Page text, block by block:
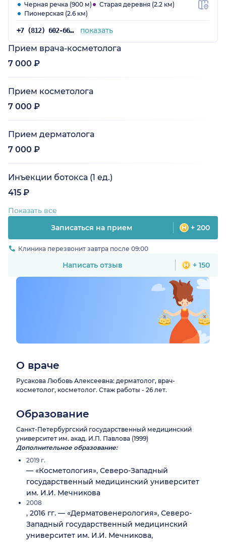
Черная речка (900 м)
Старая деревня (2.2 км)
Пионерская (2.6 км)
+7 (812) 602-66-35 показать
Прием врача-косметолога
7 000 ₽
Прием косметолога
7 000 ₽
Прием дерматолога
7 000 ₽
Инъекции ботокса (1 ед.)
415 ₽
Показать все
Записаться на прием
+ 200
Клиника перезвонит завтра после 09:00
Написать отзыв + 150
О враче
Русакова Любовь Алексеевна: дерматолог, врач-
косметолог, косметолог. Стаж работы - 26 лет.
Образование
Санкт-Петербургский государственный медицинский
университет им. акад. И.П. Павлова (1999)
Дополнительное образование:
2019 г.
— «Косметология», Северо-Западный
государственный медицинский университет
им. И.И. Мечникова
2008
, 2016 гг. — «Дерматовенерология», Северо-
Западный государственный медицинский
университет им. И.И. Мечникова,